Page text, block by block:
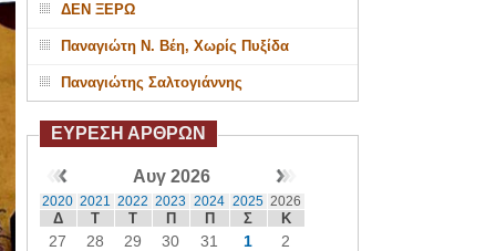
ΔΕΝ ΞΕΡΩ
Παναγιώτη Ν. Βέη, Χωρίς Πυξίδα
Παναγιώτης Σαλτογιάννης
ΕΥΡΕΣΗ ΑΡΘΡΩΝ
Αυγ 2026
2020 2021 2022 2023 2024 2025 2026
Δ Τ Τ Π Π Σ Κ
27 28 29 30 31 1
2